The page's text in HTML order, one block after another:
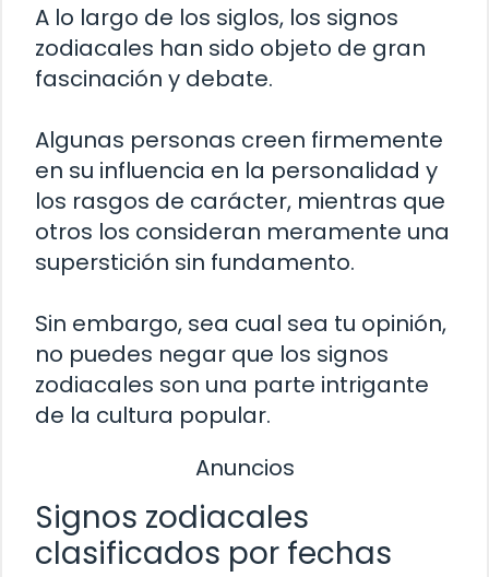
A lo largo de los siglos, los signos
zodiacales han sido objeto de gran
fascinación y debate.
Algunas personas creen firmemente
en su influencia en la personalidad y
los rasgos de carácter, mientras que
otros los consideran meramente una
superstición sin fundamento.
Sin embargo, sea cual sea tu opinión,
no puedes negar que los signos
zodiacales son una parte intrigante
de la cultura popular.
Anuncios
Signos zodiacales
clasificados por fechas